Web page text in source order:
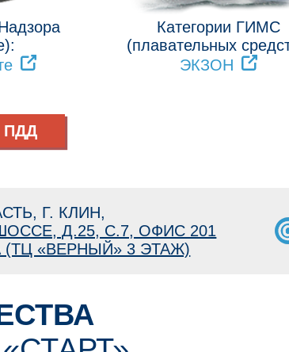
Категории ГИМС
(плавательных
ЭКЗОН
ПДД
Г. КЛИН,
Д.25, С.7, ОФИС 201
(ТЦ «ВЕРНЫЙ» 3 ЭТАЖ)